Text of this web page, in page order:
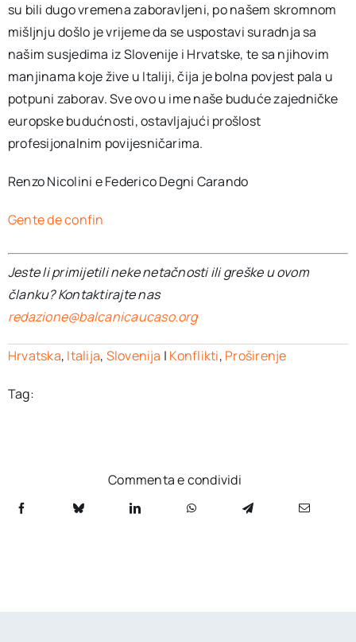
su bili dugo vremena zaboravljeni, po našem skromnom
mišljnju došlo je vrijeme da se uspostavi suradnja sa
našim susjedima iz Slovenije i Hrvatske, te sa njihovim
manjinama koje žive u Italiji, čija je bolna povjest pala u
potpuni zaborav. Sve ovo u ime naše buduće zajedničke
europske budućnosti, ostavljajući prošlost
profesijonalnim povijesničarima.
Renzo Nicolini e Federico Degni Carando
Gente de confin
Jeste li primijetili neke netačnosti ili greške u ovom
članku? Kontaktirajte nas
redazione@balcanicaucaso.org
Hrvatska, Italija, Slovenija | Konflikti, Proširenje
Tag:
Commenta e condividi